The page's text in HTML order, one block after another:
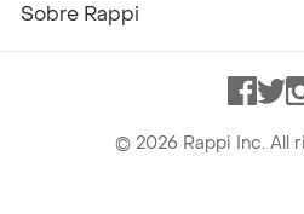
Sobre Rappi
© 2026 Rappi Inc. All